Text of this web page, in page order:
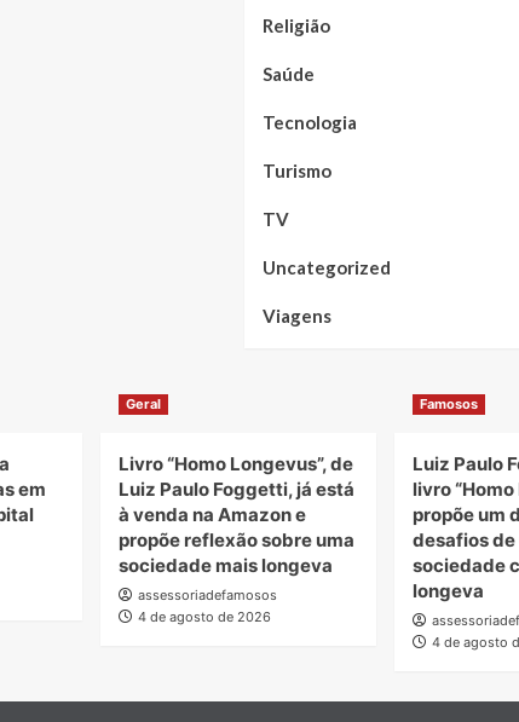
Religião
Saúde
Tecnologia
Turismo
TV
Uncategorized
Viagens
em
Geral
Livro “Homo Longevus”, de
Luiz Paulo Foggetti, já está
à venda na Amazon e
propõe reflexão sobre uma
sociedade mais longeva
assessoriadefamosos
4 de agosto de 2026
Famosos
Luiz Paulo
livro
propõe um
desafios de
sociedade
longeva
4 de agosto